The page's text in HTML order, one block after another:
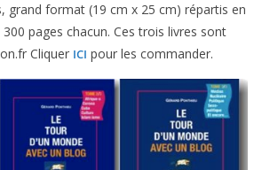
grand for­mat (19 cm x 25 cm) répar­tis en
300 pages cha­cun. Ces trois livres sont
Cliquer ICI pour les commander.